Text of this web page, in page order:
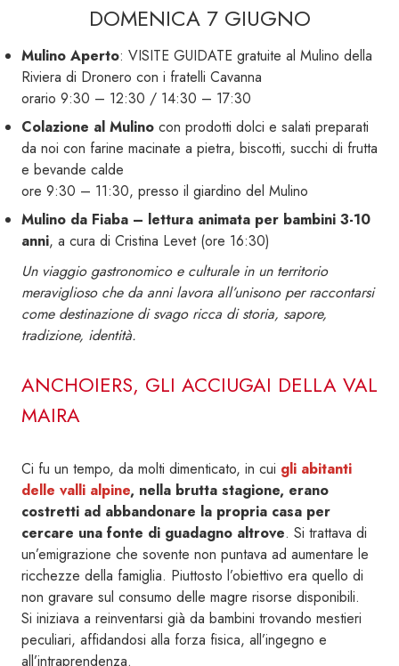
DOMENICA 7 GIUGNO
Mulino Aperto: VISITE GUIDATE gratuite al Mulino della
Riviera di Dronero con i fratelli Cavanna
orario 9:30 – 12:30 / 14:30 – 17:30
Colazione al Mulino con prodotti dolci e salati preparati
da noi con farine macinate a pietra, biscotti, succhi di frutta
e bevande calde
ore 9:30 – 11:30, presso il giardino del Mulino
Mulino da Fiaba – lettura animata per bambini 3-10
anni, a cura di Cristina Levet (ore 16:30)
Un viaggio gastronomico e culturale in un territorio
meraviglioso che da anni lavora all’unisono per raccontarsi
come destinazione di svago ricca di storia, sapore,
tradizione, identità.
ANCHOIERS, GLI ACCIUGAI DELLA VAL
MAIRA
Ci fu un tempo, da molti dimenticato, in cui gli abitanti
delle valli alpine, nella brutta stagione, erano
costretti ad abbandonare la propria casa per
cercare una fonte di guadagno altrove. Si trattava di
un’emigrazione che sovente non puntava ad aumentare le
ricchezze della famiglia. Piuttosto l’obiettivo era quello di
non gravare sul consumo delle magre risorse disponibili.
Si iniziava a reinventarsi già da bambini trovando mestieri
peculiari, affidandosi alla forza fisica, all’ingegno e
all’intraprendenza.